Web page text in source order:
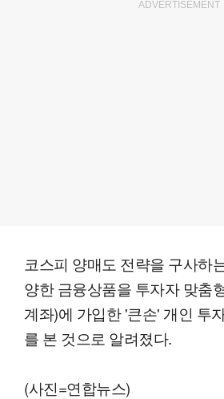
ADVERTISEMENT
코스피 양매도 전략을 구사하
양한 금융상품을 투자자 맞춤
계좌)에 가입한 '큰손' 개인 투
를 본 것으로 알려졌다.
(사진=연합뉴스)